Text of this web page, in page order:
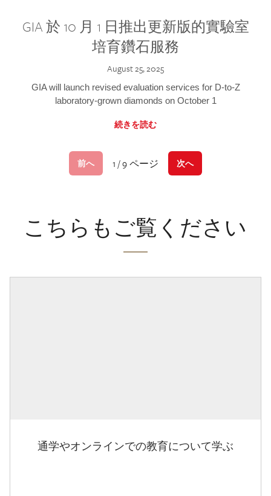
GIA 於 10 月 1 日推出更新版的實驗室
培育鑽石服務
August 25, 2025
GIA will launch revised evaluation services for D-to-Z
laboratory-grown diamonds on October 1
続きを読む
前へ 1 / 9 ページ 次へ
こちらもご覧ください
通学やオンラインでの教育について学ぶ